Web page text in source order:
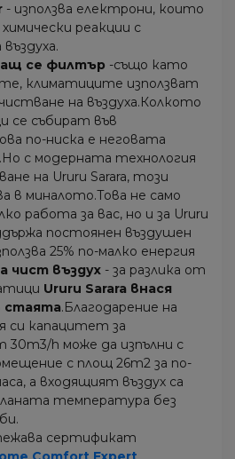
- използва електрони, които
реакции с
се филтър -също като
климатиците използват
на въздуха.Колкото
се събират във
по-ниска е неговата
с модерната технология
на Ururu Sarara, този
в миналото.Това не само
работа за вас, но и за Ururu
постоянен въздушен
25% по-малко енергия
чист въздух - за разлика от
Ururu Sarara внася
стаята.Благодарение на
си капацитет за
30m3/h може да изпълни с
с площ 26m2 за по-
а входящият въздух са
температура без
сертификат